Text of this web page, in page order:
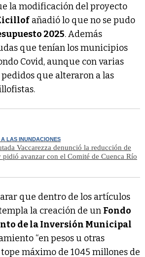
la modificación del proyecto
añadió lo que no se pudo
2025. Además
que tenían los municipios
Covid, aunque con varias
que alteraron a las
LAS INUNDACIONES
Vaccarezza denunció la reducción de
pidió avanzar con el Comité de Cuenca Río
que dentro de los artículos
la creación de un Fondo
de la Inversión Municipal
“en pesos u otras
máximo de 1045 millones de